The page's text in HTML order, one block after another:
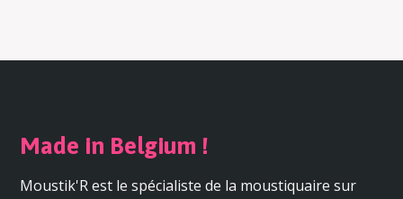
Made in Belgium !
Moustik'R est le spécialiste de la moustiquaire sur